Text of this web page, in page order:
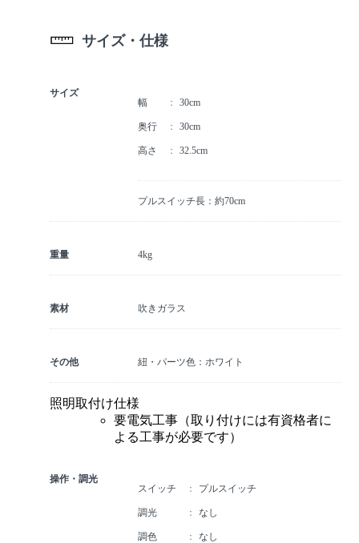
サイズ・仕様
サイズ
幅
30cm
奥行 30cm
高さ 32.5cm
プルスイッチ長：約70cm
重量 4kg
素材 吹きガラス
その他 紐・パーツ色：ホワイト
照明取付け仕様
要電気工事（取り付けには有資格者に
よる工事が必要です）
操作・調光
スイッチ
プルスイッチ
調光 なし
調色 なし